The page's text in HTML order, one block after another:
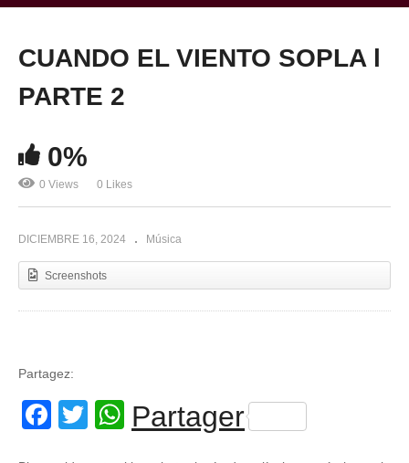
CUANDO EL VIENTO SOPLA l
PARTE 2
0%
0 Views 0 Likes
DICIEMBRE 16, 2024 Música
Screenshots
Partagez:
Facebook
TwitterWhatsApp
Partager